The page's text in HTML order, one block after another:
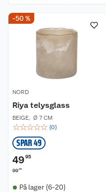
-50 %
NORD
Riya telysglass
BEIGE, Ø 7 CM
☆☆☆☆☆ (0)
SPAR 49
4995
9990
På lager (6-20)